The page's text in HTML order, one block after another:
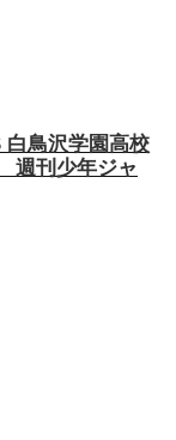
鳥沢学園高校
刊少年ジャ